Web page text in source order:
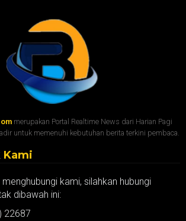
merupakan Portal Realtime News dari Harian Pagi
untuk memenuhi kebutuhan berita terkini pembaca.
Kami
kami, silahkan hubungi
dibawah ini:
22687